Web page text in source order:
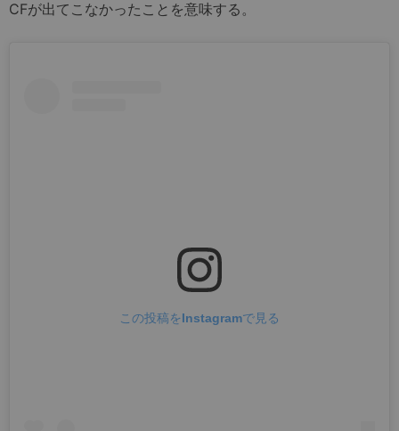
CFが出てこなかったことを意味する。
この投稿をInstagramで見る